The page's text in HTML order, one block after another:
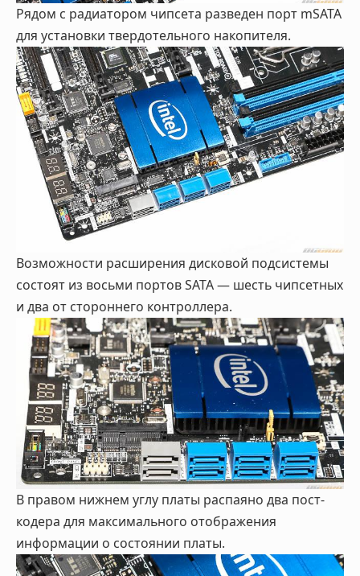
Рядом с радиатором чипсета разведен порт mSATA
для установки твердотельного накопителя.
Возможности расширения дисковой подсистемы
состоят из восьми портов SATA — шесть чипсетных
и два от стороннего контроллера.
В правом нижнем углу платы распаяно два пост-
кодера для максимального отображения
информации о состоянии платы.